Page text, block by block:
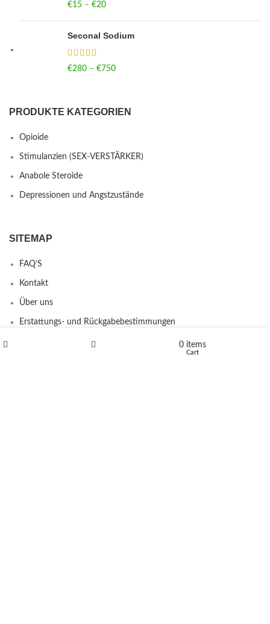
€15 – €20
Seconal Sodium
€280 – €750
PRODUKTE KATEGORIEN
Opioide
Stimulanzien (SEX-VERSTÄRKER)
Anabole Steroide
Depressionen und Angstzustände
SITEMAP
FAQ’S
Kontakt
Über uns
Erstattungs- und Rückgabebestimmungen
0 items
Cart